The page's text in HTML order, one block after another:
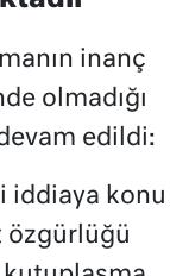
inanç
olmadığı
edildi:
iddiaya konu
özgürlüğü